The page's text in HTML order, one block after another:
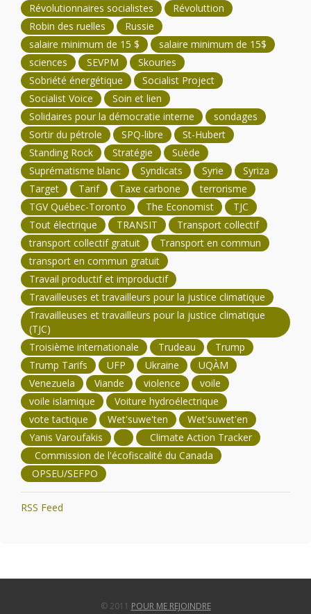
Révolutionnaires socialistes
Révoluttion
Robin des ruelles
Russie
salaire minimum de 15 $
salaire minimum de 15$
sciences
SEVPM
Skouries
Sobriété énergétique
Socialist Project
Socialist Voice
Soin et lien
Solidaires pour la démocratie interne
sondages
Sortir du pétrole
SPQ-libre
St-Hubert
Standing Rock
Stratégie
Suède
Suprématisme blanc
Syndicats Syrie
Syriza
Target
Tarif Taxe carbone
terrorisme
TGV Québec-Toronto
The Economist
TJC
Tout électrique
TRANSIT
Transport collectif
transport collectif gratuit
Transport en commun
transport en commun gratuit
Travail productif et improductif
Travailleuses et travailleurs pour la justice climatique
Travailleuses et travailleurs pour la justice climatique
(TJC)
Troisième internationale
Trudeau
Trump
Trump Tarifs
UFP Ukraine
UQÀM
Venezuela
Viande violence
voile
voile islamique
Voiture hydroélectrique
vote tactique
Wet'suwe'ten
Wet'suwet'en
Yanis Varoufakis
Climate Action Tracker
Commission de l'écofiscalité du Canada
OPSEU/SEFPO
RSS Feed
© 2011 POUR ME REJOINDRE